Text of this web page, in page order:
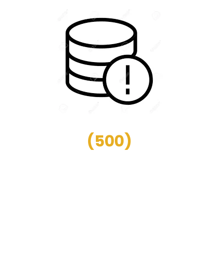
(500)